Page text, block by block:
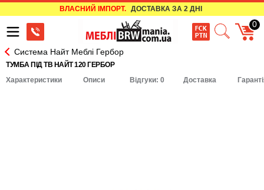
ВЛАСНИЙ ІМПОРТ. ДОСТАВКА ЗА 2 ДНІ
0
Система Найт Меблі Гербор
ТУМБА ПІД TB НАЙТ 120 ГЕРБОР
Характеристики
Описи Відгуки: 0 Доставка